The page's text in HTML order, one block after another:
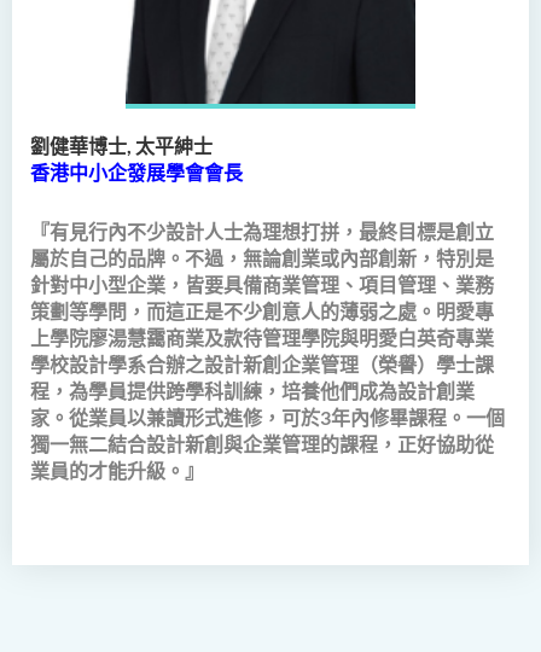
劉健華博士, 太平紳士
香港中小企發展學會會長
『有見行內不少設計人士為理想打拼，最終目標是創立
屬於自己的品牌。不過，無論創業或內部創新，特別是
針對中小型企業，皆要具備商業管理、項目管理、業務
策劃等學問，而這正是不少創意人的薄弱之處。明愛專
上學院廖湯慧靄商業及款待管理學院與明愛白英奇專業
學校設計學系合辦之設計新創企業管理（榮譽）學士課
程，為學員提供跨學科訓練，培養他們成為設計創業
家。從業員以兼讀形式進修，可於3年內修畢課程。一個
獨一無二結合設計新創與企業管理的課程，正好協助從
業員的才能升級。』
社區健康與實踐﹙榮譽﹚理
學士
社會工作（榮譽）學士 (兼讀
制轉制課程)